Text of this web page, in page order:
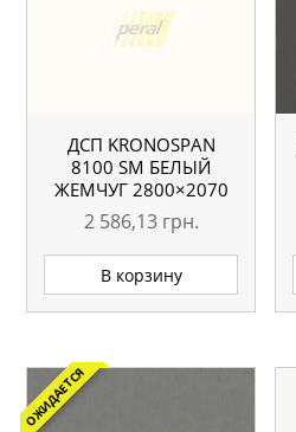
ДСП KRONOSPAN
8100 SM БЕЛЫЙ
ЖЕМЧУГ 2800×2070
18 ММ
2 586,13 грн.
В корзину
ОЖИДАЕТСЯ